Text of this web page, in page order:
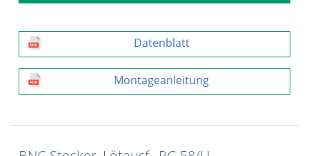
Datenblatt
Montageanleitung